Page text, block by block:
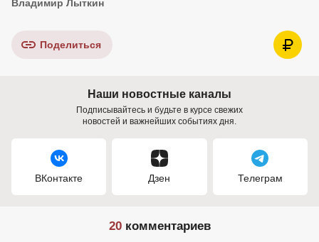
Владимир Лыткин
Поделиться
Наши новостные каналы
Подписывайтесь и будьте в курсе свежих
новостей и важнейших событиях дня.
ВКонтакте Дзен Телеграм
20комментариев